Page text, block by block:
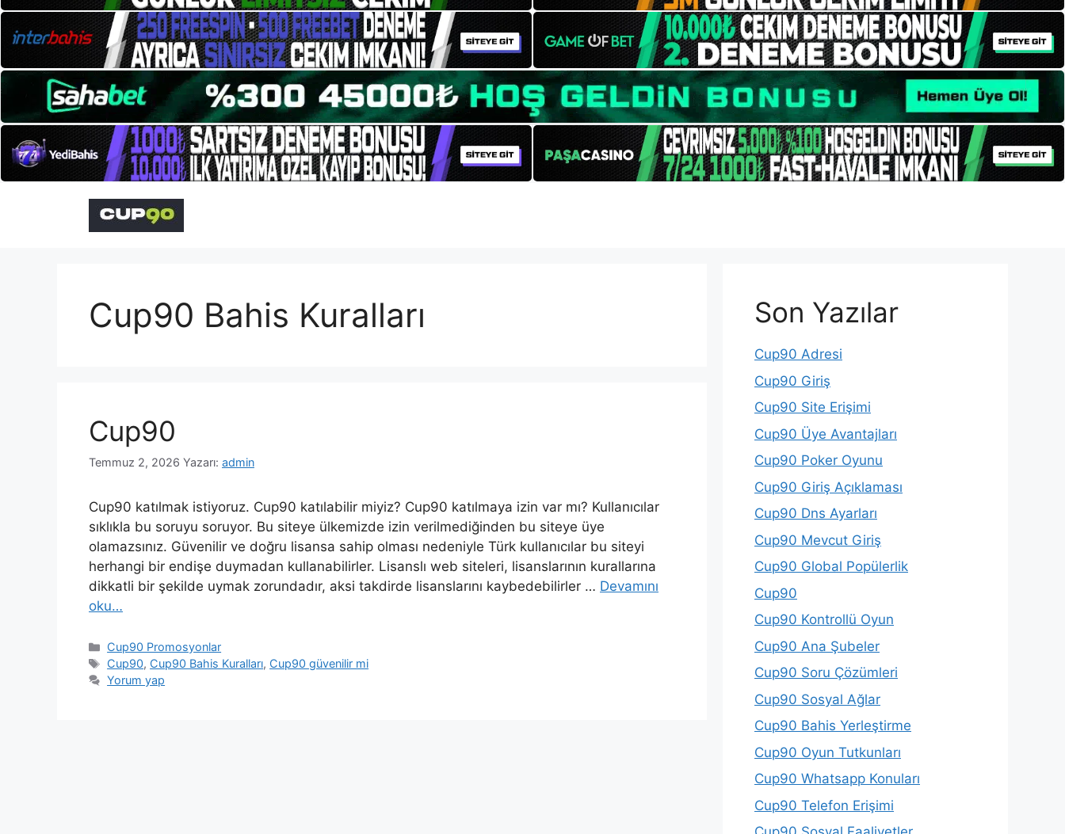
Cup90 Bahis Kuralları
Cup90
Temmuz 2, 2026 Yazarı: admin
Cup90 katılmak istiyoruz. Cup90 katılabilir miyiz? Cup90 katılmaya izin var mı? Kullanıcılar
sıklıkla bu soruyu soruyor. Bu siteye ülkemizde izin verilmediğinden bu siteye üye
olamazsınız. Güvenilir ve doğru lisansa sahip olması nedeniyle Türk kullanıcılar bu siteyi
herhangi bir endişe duymadan kullanabilirler. Lisanslı web siteleri, lisanslarının kurallarına
dikkatli bir şekilde uymak zorundadır, aksi takdirde lisanslarını kaybedebilirler … Devamını
oku…
Kategoriler
Cup90 Promosyonlar
Etiketler
Cup90, Cup90 Bahis Kuralları, Cup90 güvenilir mi
Yorum yap
Son Yazılar
Cup90 Adresi
Cup90 Giriş
Cup90 Site Erişimi
Cup90 Üye Avantajları
Cup90 Poker Oyunu
Cup90 Giriş Açıklaması
Cup90 Dns Ayarları
Cup90 Mevcut Giriş
Cup90 Global Popülerlik
Cup90
Cup90 Kontrollü Oyun
Cup90 Ana Şubeler
Cup90 Soru Çözümleri
Cup90 Sosyal Ağlar
Cup90 Bahis Yerleştirme
Cup90 Oyun Tutkunları
Cup90 Whatsapp Konuları
Cup90 Telefon Erişimi